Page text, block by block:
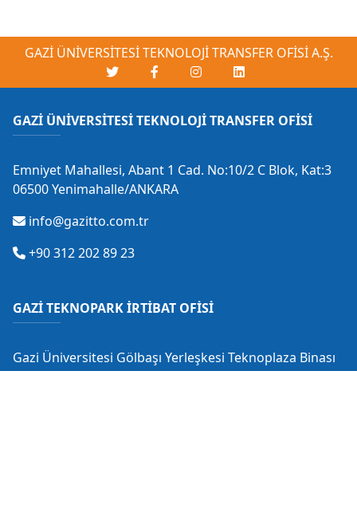
GAZİ ÜNİVERSİTESİ TEKNOLOJİ TRANSFER OFİSİ A.Ş.
GAZİ ÜNİVERSİTESİ TEKNOLOJİ TRANSFER OFİSİ
Emniyet Mahallesi, Abant 1 Cad. No:10/2 C Blok, Kat:3
06500 Yenimahalle/ANKARA
info@gazitto.com.tr
+90 312 202 89 23
GAZİ TEKNOPARK İRTİBAT OFİSİ
Gazi Üniversitesi Gölbaşı Yerleşkesi Teknoplaza Binası
Gölbaşı/ANKARA